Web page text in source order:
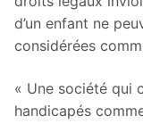
d’un enfant ne
considérées
« Une société qui
handicapés